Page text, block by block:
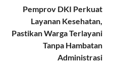
Pemprov DKI Perkuat
Layanan Kesehatan,
Pastikan Warga Terlayani
Tanpa Hambatan
Administrasi